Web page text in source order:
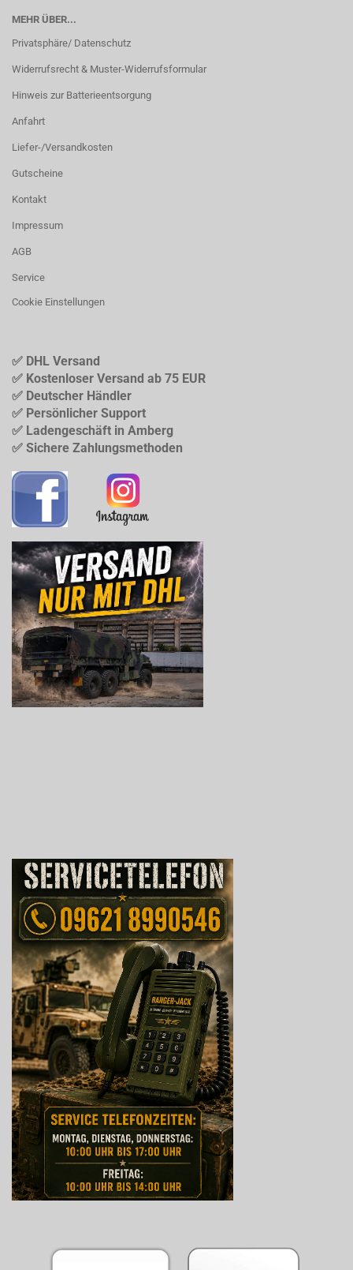
MEHR ÜBER...
Privatsphäre/ Datenschutz
Widerrufsrecht & Muster-Widerrufsformular
Hinweis zur Batterieentsorgung
Anfahrt
Liefer-/Versandkosten
Gutscheine
Kontakt
Impressum
AGB
Service
Cookie Einstellungen
✅ DHL Versand
✅ Kostenloser Versand ab 75 EUR
✅ Deutscher Händler
✅ Persönlicher Support
✅ Ladengeschäft in Amberg
✅ Sichere Zahlungsmethoden